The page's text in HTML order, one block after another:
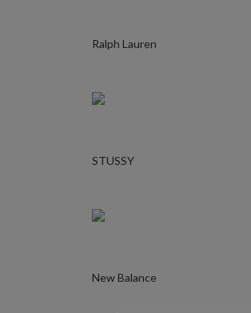
Ralph Lauren
STUSSY
New Balance